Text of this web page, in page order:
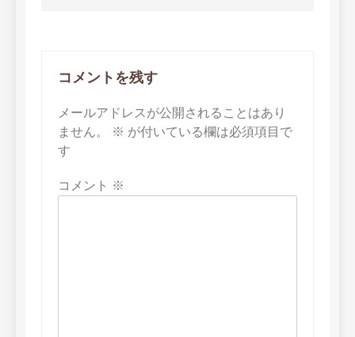
ョ
ン
コメントを残す
メールアドレスが公開されることはあり
ません。
※ が付いている欄は必須項目で
す
コメント ※